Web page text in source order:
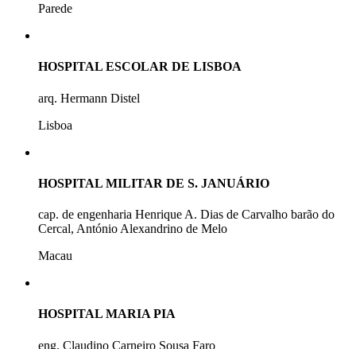
Parede
HOSPITAL ESCOLAR DE LISBOA
arq. Hermann Distel
Lisboa
HOSPITAL MILITAR DE S. JANUÁRIO
cap. de engenharia Henrique A. Dias de Carvalho barão do
Cercal, António Alexandrino de Melo
Macau
HOSPITAL MARIA PIA
eng. Claudino Carneiro Sousa Faro